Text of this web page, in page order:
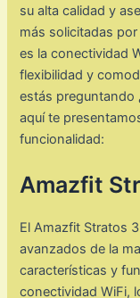
su alta calidad y
más solicitadas
es la conectividad
flexibilidad y
estás preguntando
aquí te
funcionalidad:
Amazfit
El Amazfit Stratos
avanzados de la
características y
conectividad WiFi,